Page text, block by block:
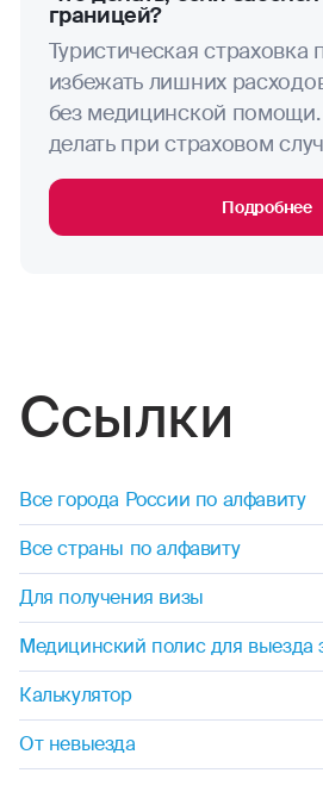
стрельба (любая)
синхронное плавание
фигурное катание
футбол
флорбол
фристайл
границей?
Туристическая страховка
избежать лишних
без медицинской
делать при страховом
Подробнее
Ссылки
Все города России по алфавиту
Все страны по алфавиту
Для получения визы
Медицинский полис для выезда
Калькулятор
От невыезда